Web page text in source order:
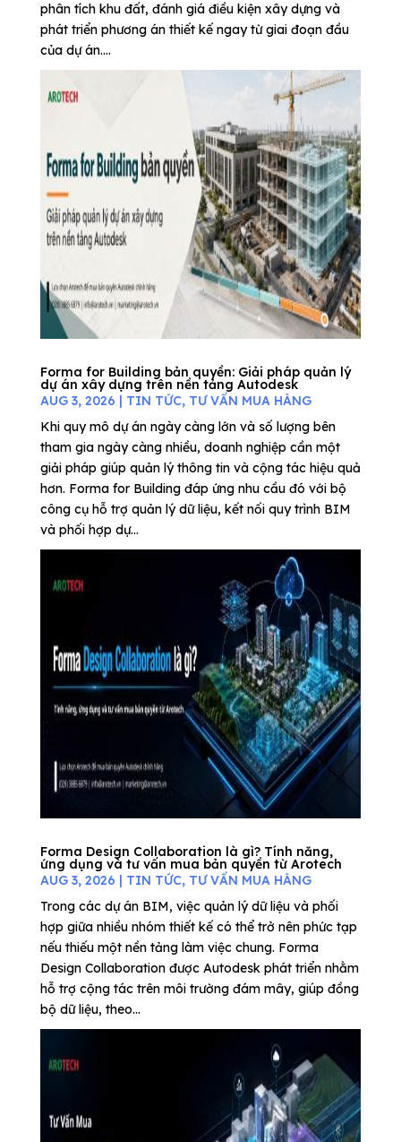
phân tích khu đất, đánh giá điều kiện xây dựng và
phát triển phương án thiết kế ngay từ giai đoạn đầu
của dự án....
Forma for Building bản quyền: Giải pháp quản lý
dự án xây dựng trên nền tảng Autodesk
AUG 3, 2026 | TIN TỨC, TƯ VẤN MUA HÀNG
Khi quy mô dự án ngày càng lớn và số lượng bên
tham gia ngày càng nhiều, doanh nghiệp cần một
giải pháp giúp quản lý thông tin và cộng tác hiệu quả
hơn. Forma for Building đáp ứng nhu cầu đó với bộ
công cụ hỗ trợ quản lý dữ liệu, kết nối quy trình BIM
và phối hợp dự...
Forma Design Collaboration là gì? Tính năng,
ứng dụng và tư vấn mua bản quyền từ Arotech
AUG 3, 2026 | TIN TỨC, TƯ VẤN MUA HÀNG
Trong các dự án BIM, việc quản lý dữ liệu và phối
hợp giữa nhiều nhóm thiết kế có thể trở nên phức tạp
nếu thiếu một nền tảng làm việc chung. Forma
Design Collaboration được Autodesk phát triển nhằm
hỗ trợ cộng tác trên môi trường đám mây, giúp đồng
bộ dữ liệu, theo...